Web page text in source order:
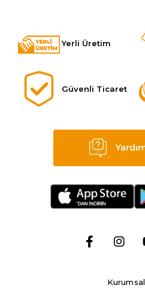
Yerli Üretim
Güvenli Ticaret
Kurumsal